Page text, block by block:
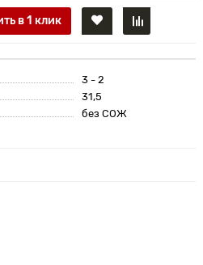
в 1 клик
3 - 2
31,5
без СОЖ